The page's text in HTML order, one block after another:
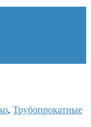
, Трубопрокатные